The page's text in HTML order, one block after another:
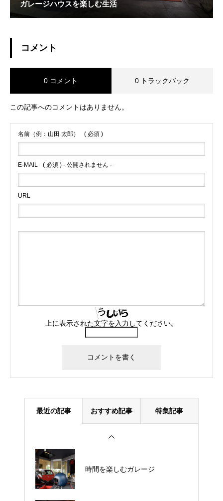
ガレージハウスを楽しむ生活
コメント
0 コメント 0 トラックバック
この記事へのコメントはありません。
名前（例：山田 太郎） ( 必須 )
E-MAIL ( 必須 ) - 公開されません -
URL
上に表示された文字を入力してください。
最近の記事 おすすめ記事 特集記事
時間を楽しむガレージ